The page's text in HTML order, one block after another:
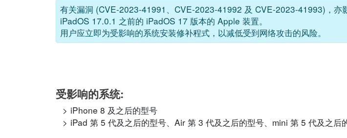
有关漏洞 (CVE-2023-41991、CVE-2023-41992 及 CVE-2023-41993)，亦
iPadOS 17.0.1 之前的 iPadOS 17 版本的 Apple 装置。
用户应立即为受影响的系统安装修补程式，以减低受到网络攻击的风险。
受影响的系统:
iPhone 8 及之后的型号
iPad 第 5 代及之后的型号、Air 第 3 代及之后的型号、mini 第 5 代及之后